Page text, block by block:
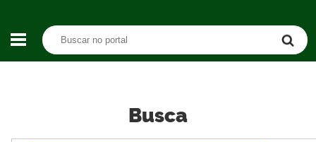
Busca